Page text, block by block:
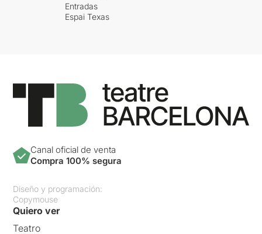
Entradas
Espai Texas
Canal oficial de venta
Compra 100% segura
Diseño y programación:
Copymouse
Quiero ver
Teatro